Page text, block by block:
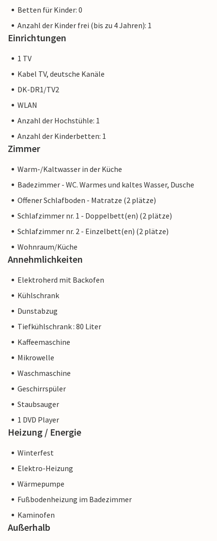
Betten für Kinder: 0
Anzahl der Kinder frei (bis zu 4 Jahren): 1
Einrichtungen
1 TV
Kabel TV, deutsche Kanäle
DK-DR1/TV2
WLAN
Anzahl der Hochstühle: 1
Anzahl der Kinderbetten: 1
Zimmer
Warm-/Kaltwasser in der Küche
Badezimmer - WC. Warmes und kaltes Wasser, Dusche
Offener Schlafboden - Matratze (2 plätze)
Schlafzimmer nr. 1 - Doppelbett(en) (2 plätze)
Schlafzimmer nr. 2 - Einzelbett(en) (2 plätze)
Wohnraum/Küche
Annehmlichkeiten
Elektroherd mit Backofen
Kühlschrank
Dunstabzug
Tiefkühlschrank : 80 Liter
Kaffeemaschine
Mikrowelle
Waschmaschine
Geschirrspüler
Staubsauger
1 DVD Player
Heizung / Energie
Winterfest
Elektro-Heizung
Wärmepumpe
Fußbodenheizung im Badezimmer
Kaminofen
Außerhalb